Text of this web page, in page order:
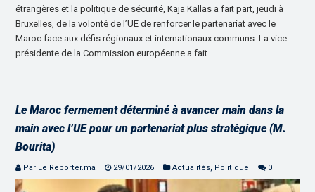
étrangères et la politique de sécurité, Kaja Kallas a fait part, jeudi à
Bruxelles, de la volonté de l’UE de renforcer le partenariat avec le
Maroc face aux défis régionaux et internationaux communs. La vice-
présidente de la Commission européenne a fait …
Le Maroc fermement déterminé à avancer main dans la
main avec l’UE pour un partenariat plus stratégique (M.
Bourita)
Par Le Reporter.ma 29/01/2026 Actualités Politique 0